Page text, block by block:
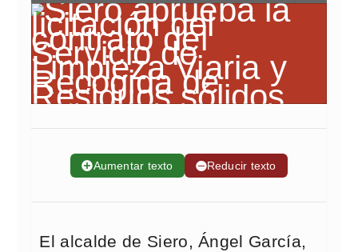
➕Aumentar texto ➖Reducir texto
El alcalde de Siero, Ángel García,